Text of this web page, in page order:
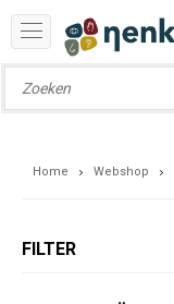
Home Webshop
FILTER